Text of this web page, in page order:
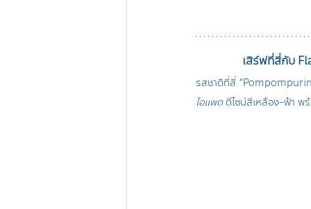
เสิร์ฟที่สี่กับ
รสชาติที่สี่
ไอแพด ดีไซน์สีเหลือง-ฟ้า พร้